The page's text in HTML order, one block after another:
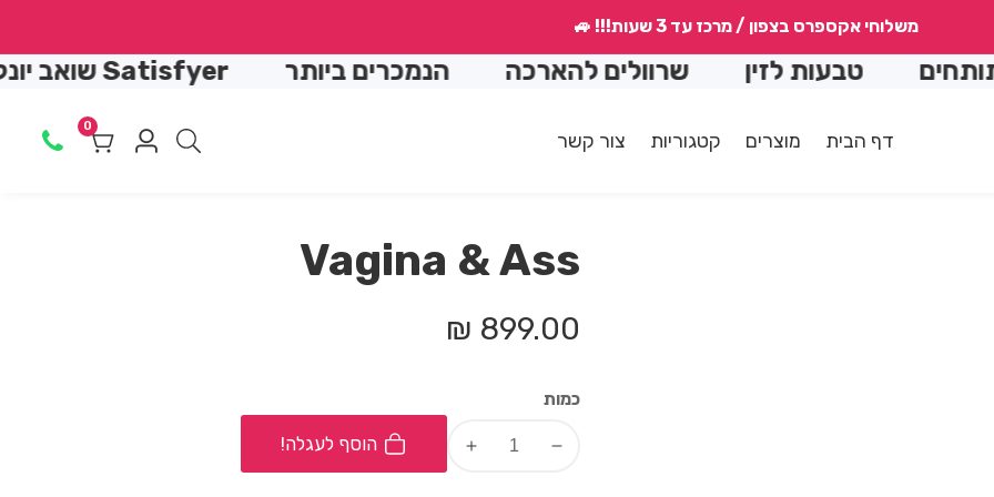
משלוחי אקספרס בצפון / מרכז עד 3 שעות!!! 🚙
טבעות לזין שרוולים להארכה הנמכרים ביותר Satisfyer שואב יונק
דף הבית מוצרים קטגוריות צור קשר
Log
0
0
מוצרים
Vagina & Ass
מחיר
899.00 ₪
כמות
Decrease
Increase
הוסף לעגלה!